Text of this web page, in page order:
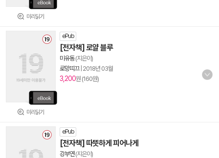
미리읽기
미리읽기
ePub
[전자책] 로얄 블루
미유동(지은이)
로망띠끄| 2018년 03월
3,200원 (160원)
ePub
[전자책] 따뜻하게 피어나게
강부연(지은이)